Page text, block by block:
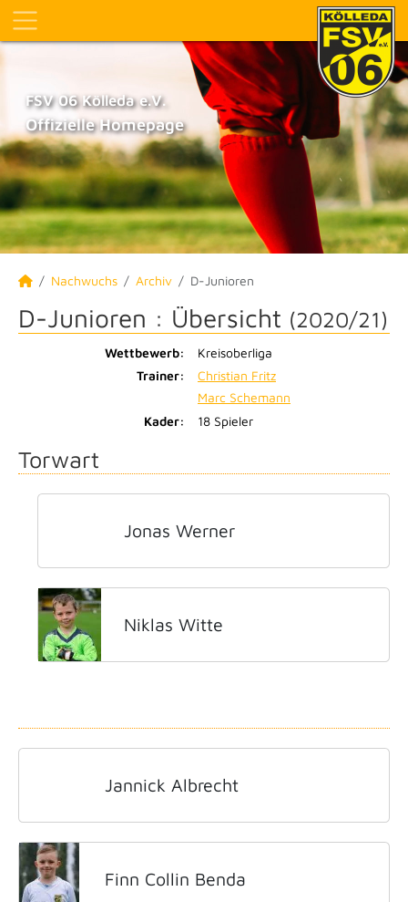
FSV 06 Kölleda e.V.
Offizielle Homepage
Nachwuchs Archiv D-Junioren
D-Junioren : Übersicht (2020/21)
Wettbewerb:
Kreisoberliga
Trainer:
Christian Fritz
Marc Schemann
Kader:
18 Spieler
Torwart
Jonas Werner
Niklas Witte
Jannick Albrecht
Finn Collin Benda